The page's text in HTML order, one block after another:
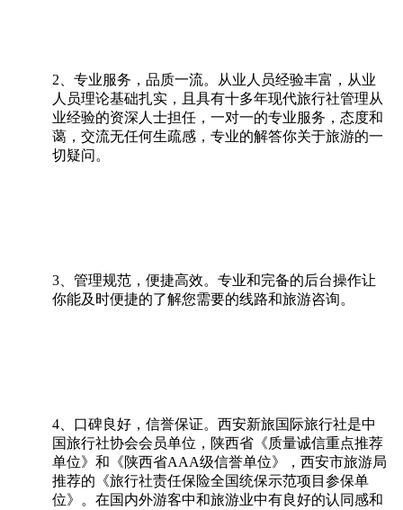
2、专业服务，品质一流。从业人员经验丰富，从业
人员理论基础扎实，且具有十多年现代旅行社管理从
业经验的资深人士担任，一对一的专业服务，态度和
蔼，交流无任何生疏感，专业的解答你关于旅游的一
切疑问。
3、管理规范，便捷高效。专业和完备的后台操作让
你能及时便捷的了解您需要的线路和旅游咨询。
4、口碑良好，信誉保证。西安新旅国际旅行社是中
国旅行社协会会员单位，陕西省《质量诚信重点推荐
单位》和《陕西省AAA级信誉单位》，西安市旅游局
推荐的《旅行社责任保险全国统保示范项目参保单
位》。在国内外游客中和旅游业中有良好的认同感和